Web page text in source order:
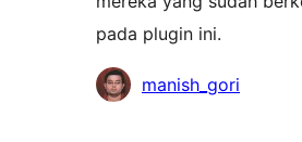
pada plugin ini.
Kontributormanish_gori